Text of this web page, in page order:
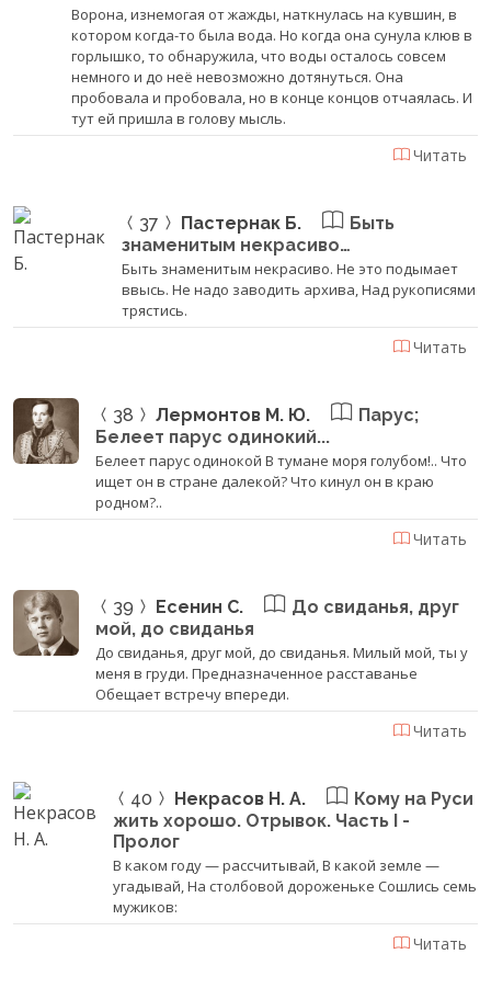
Ворона, изнемогая от жажды, наткнулась на кувшин, в
котором когда-то была вода. Но когда она сунула клюв в
горлышко, то обнаружила, что воды осталось совсем
немного и до неё невозможно дотянуться. Она
пробовала и пробовала, но в конце концов отчаялась. И
тут ей пришла в голову мысль.
Читать
37 Пастернак Б.
Быть
знаменитым некрасиво…
Быть знаменитым некрасиво. Не это подымает
ввысь. Не надо заводить архива, Над рукописями
трястись.
Читать
38 Лермонтов М. Ю.
Парус;
Белеет парус одинокий...
Белеет парус одинокой В тумане моря голубом!.. Что
ищет он в стране далекой? Что кинул он в краю
родном?..
Читать
39 Есенин С.
До свиданья, друг
мой, до свиданья
До свиданья, друг мой, до свиданья. Милый мой, ты у
меня в груди. Предназначенное расставанье
Обещает встречу впереди.
Читать
40 Некрасов Н. А.
Кому на Руси
жить хорошо. Отрывок. Часть I -
Пролог
В каком году — рассчитывай, В какой земле —
угадывай, На столбовой дороженьке Сошлись семь
мужиков:
Читать